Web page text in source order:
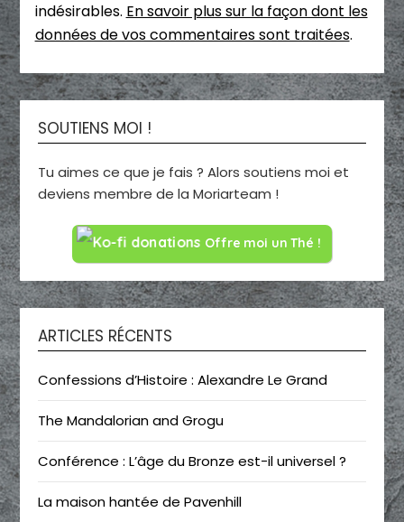
indésirables. En savoir plus sur la façon dont les
données de vos commentaires sont traitées.
SOUTIENS MOI !
Tu aimes ce que je fais ? Alors soutiens moi et
deviens membre de la Moriarteam !
Offre moi un Thé !
ARTICLES RÉCENTS
Confessions d’Histoire : Alexandre Le Grand
The Mandalorian and Grogu
Conférence : L’âge du Bronze est-il universel ?
La maison hantée de Pavenhill